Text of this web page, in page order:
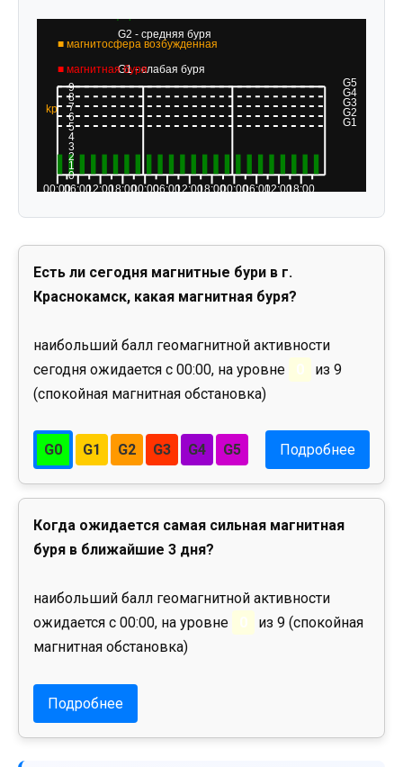
Есть ли сегодня магнитные бури в г.
Краснокамск, какая магнитная буря?
наибольший балл геомагнитной активности
сегодня ожидается с 00:00, на уровне
0
из 9
(спокойная магнитная обстановка)
G0 G1 G2 G3 G4 G5 Подробнее
Когда ожидается самая сильная магнитная
буря в ближайшие 3 дня?
наибольший балл геомагнитной активности
ожидается с 00:00, на уровне
0
из 9 (спокойная
магнитная обстановка)
Подробнее